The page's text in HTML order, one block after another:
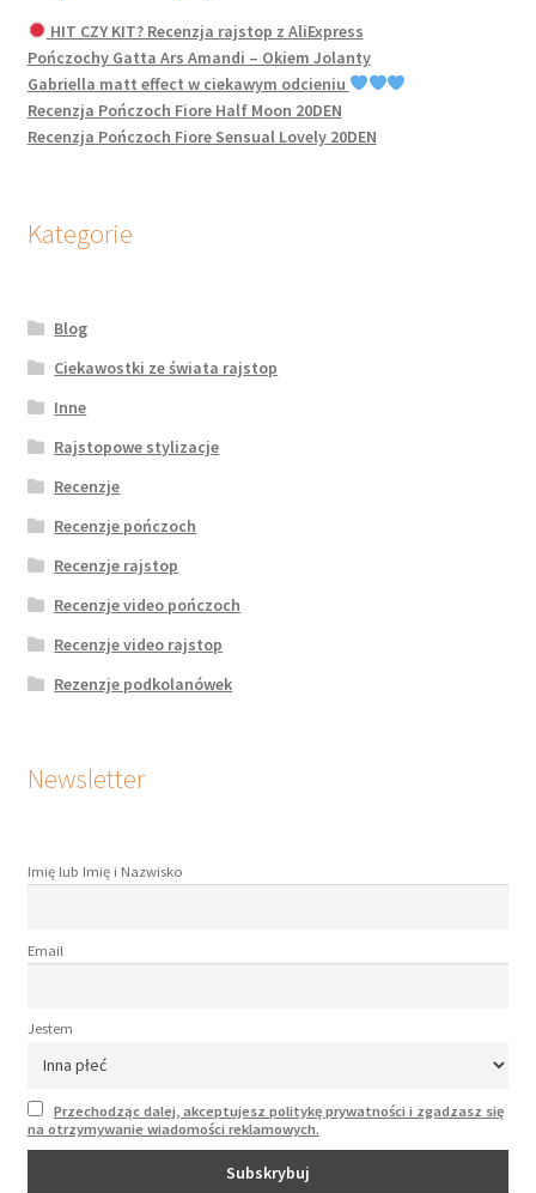
HIT CZY KIT? Recenzja rajstop z AliExpress
Pończochy Gatta Ars Amandi – Okiem Jolanty
Gabriella matt effect w ciekawym odcieniu
Recenzja Pończoch Fiore Half Moon 20DEN
Recenzja Pończoch Fiore Sensual Lovely 20DEN
Kategorie
Blog
Ciekawostki ze świata rajstop
Inne
Rajstopowe stylizacje
Recenzje
Recenzje pończoch
Recenzje rajstop
Recenzje video pończoch
Recenzje video rajstop
Rezenzje podkolanówek
Newsletter
Imię lub Imię i Nazwisko
Email
Jestem
Przechodząc dalej, akceptujesz politykę prywatności i zgadzasz się
na otrzymywanie wiadomości reklamowych.